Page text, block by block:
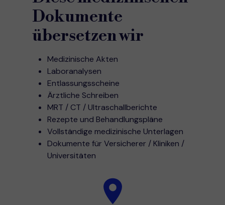
Dokumente
übersetzen wir
Medizinische Akten
Laboranalysen
Entlassungsscheine
Ärztliche Schreiben
MRT / CT / Ultraschallberichte
Rezepte und Behandlungspläne
Vollständige medizinische Unterlagen
Dokumente für Versicherer / Kliniken /
Universitäten